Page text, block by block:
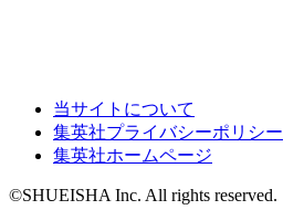
当サイトについて
集英社プライバシーポリシー
集英社ホームページ
©SHUEISHA Inc. All rights reserved.